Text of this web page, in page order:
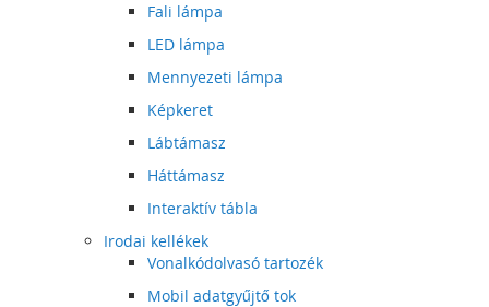
Fali lámpa
LED lámpa
Mennyezeti lámpa
Képkeret
Lábtámasz
Háttámasz
Interaktív tábla
Irodai kellékek
Vonalkódolvasó tartozék
Mobil adatgyűjtő tok